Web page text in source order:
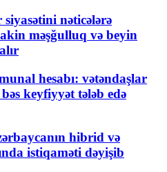
nəticələrə
məşğulluq və beyin
hesabı: vətəndaşlar
keyfiyyət tələb edə
hibrid və
istiqaməti dəyişib